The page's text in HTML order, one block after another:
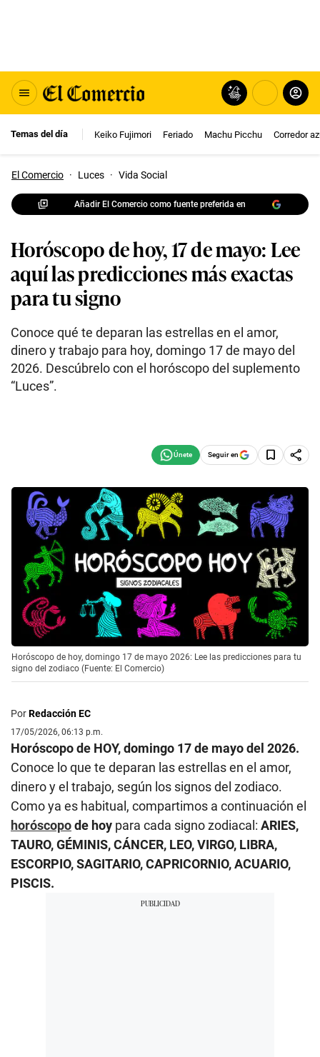
Temas del día Keiko Fujimori Feriado Machu Picchu Corredor
El Comercio · Luces · Vida Social
Añadir El Comercio como fuente preferida en
Horóscopo de hoy, 17 de mayo: Lee
aquí las predicciones más exactas
para tu signo
Conoce qué te deparan las estrellas en el amor,
dinero y trabajo para hoy, domingo 17 de mayo del
2026. Descúbrelo con el horóscopo del suplemento
“Luces”.
Seguir en
Horóscopo de hoy, domingo 17 de mayo 2026: Lee las predicciones para tu
signo del zodiaco (Fuente: El Comercio)
PorRedacción EC
17/05/2026, 06:13 p.m.
Horóscopo de HOY, domingo 17 de mayo del 2026.
Conoce lo que te deparan las estrellas en el amor,
dinero y el trabajo, según los signos del zodiaco.
Como ya es habitual, compartimos a continuación el
horóscopode hoy para cada signo zodiacal: ARIES,
TAURO, GÉMINIS, CÁNCER, LEO, VIRGO, LIBRA,
ESCORPIO, SAGITARIO, CAPRICORNIO, ACUARIO,
PISCIS.